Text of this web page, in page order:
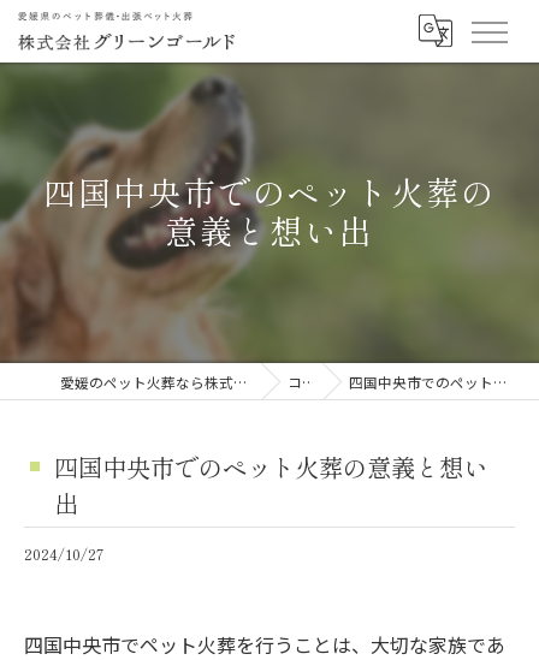
四国中央市でのペット火葬の
意義と想い出
愛媛のペット火葬なら株式会社グリーンゴールド コラム 四国中央市でのペット火葬の意義と想い出
四国中央市でのペット火葬の意義と想い
出
2024/10/27
四国中央市でペット火葬を行うことは、大切な家族であ